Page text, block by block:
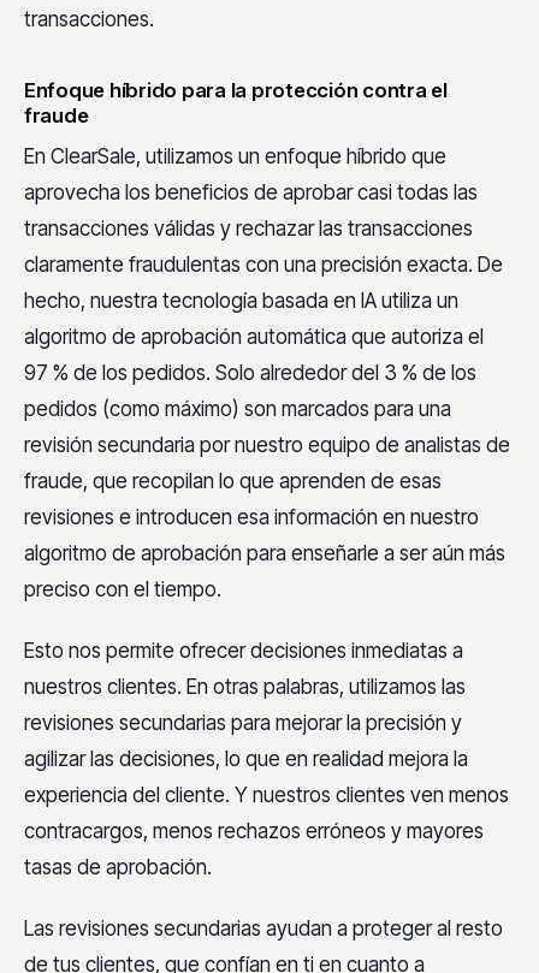
transacciones.
Enfoque híbrido para la protección contra el
fraude
En ClearSale, utilizamos un enfoque híbrido que
aprovecha los beneficios de aprobar casi todas las
transacciones válidas y rechazar las transacciones
claramente fraudulentas con una precisión exacta. De
hecho, nuestra tecnología basada en IA utiliza un
algoritmo de aprobación automática que autoriza el
97 % de los pedidos. Solo alrededor del 3 % de los
pedidos (como máximo) son marcados para una
revisión secundaria por nuestro equipo de analistas de
fraude, que recopilan lo que aprenden de esas
revisiones e introducen esa información en nuestro
algoritmo de aprobación para enseñarle a ser aún más
preciso con el tiempo.
Esto nos permite ofrecer decisiones inmediatas a
nuestros clientes. En otras palabras, utilizamos las
revisiones secundarias para mejorar la precisión y
agilizar las decisiones, lo que en realidad mejora la
experiencia del cliente. Y nuestros clientes ven menos
contracargos, menos rechazos erróneos y mayores
tasas de aprobación.
Las revisiones secundarias ayudan a proteger al resto
de tus clientes, que confían en ti en cuanto a